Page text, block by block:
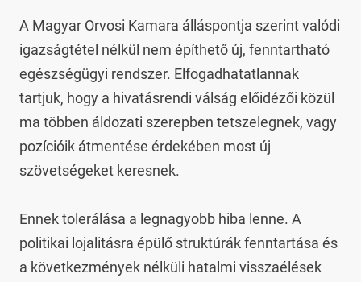
A Magyar Orvosi Kamara álláspontja szerint valódi
igazságtétel nélkül nem építhető új, fenntartható
egészségügyi rendszer. Elfogadhatatlannak
tartjuk, hogy a hivatásrendi válság előidézői közül
ma többen áldozati szerepben tetszelegnek, vagy
pozícióik átmentése érdekében most új
szövetségeket keresnek.
Ennek tolerálása a legnagyobb hiba lenne. A
politikai lojalitásra épülő struktúrák fenntartása és
a következmények nélküli hatalmi visszaélések